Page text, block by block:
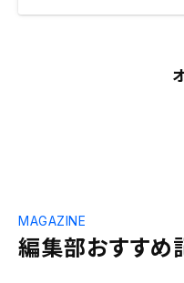
編集部おすすめ
MAGAZINE